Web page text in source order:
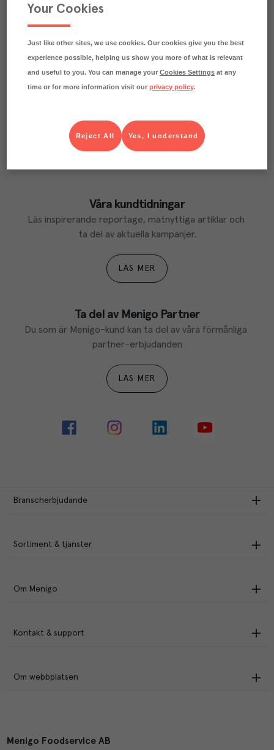
CO₂e/kg
Varje kilo av varan påverkar klimatet motsvarande
Läs mer om hur vi beräknar klimatavtryck
Våra kundtidningar
Läs inspirerande reportage, matnyttiga artiklar och
ta del av aktuella kampanjer.
LÄS MER
Ta del av Menigo Partner
Du som är Menigo-kund kan ta del av våra förmånliga
partner-erbjudanden
LÄS MER
Branscherbjudande
Sortiment & tjänster
Om Menigo
Kontakt & support
Om webbplatsen
Menigo Foodservice AB
Your Cookies
Just like other sites, we use cookies. Our cookies give you the best
experience possible, helping us show you more of what is relevant
and useful to you. You can manage yourCookies Settings at any
time or for more information visit ourprivacy policy.
Yes, I understand
Reject All